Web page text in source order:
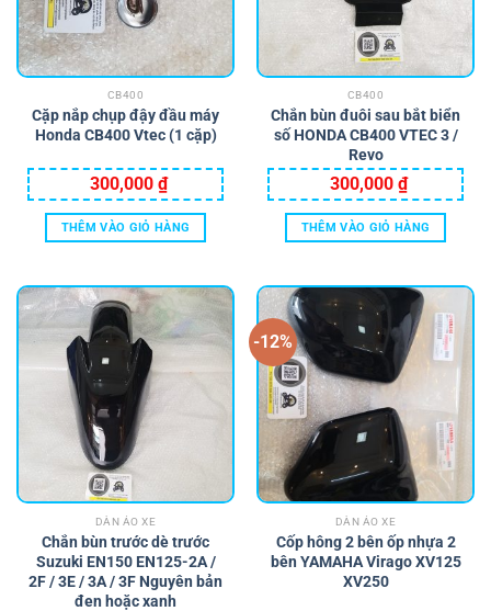
tùy
chọn
thể
được
chọn
trang
sản
phẩm
CB400
Cặp nắp chụp đậy đầu máy
Honda CB400 Vtec (1 cặp)
300,000 ₫
THÊM VÀO GIỎ HÀNG
CB400
Chắn bùn đuôi sau bắt biển
số HONDA CB400 VTEC 3 /
Revo
300,000 ₫
THÊM VÀO GIỎ HÀNG
DÀN ÁO XE
Chắn bùn trước dè trước
Suzuki EN150 EN125-2A /
2F / 3E / 3A / 3F Nguyên bản
đen hoặc xanh
-12%
DÀN ÁO XE
Cốp hông 2 bên ốp nhựa 2
bên YAMAHA Virago XV125
XV250